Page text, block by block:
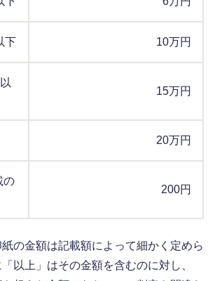
下 10万円
15万円
20万円
の
200円
の金額は記載額によって細かく定めら
以上」はその金額を含むのに対し、